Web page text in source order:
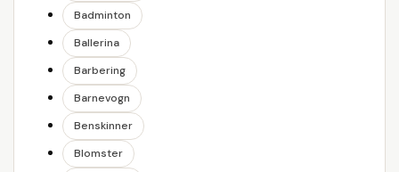
Badminton
Ballerina
Barbering
Barnevogn
Benskinner
Blomster